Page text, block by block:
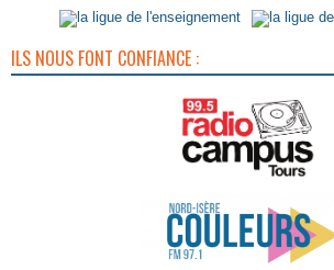
ILS NOUS FONT CONFIANCE :